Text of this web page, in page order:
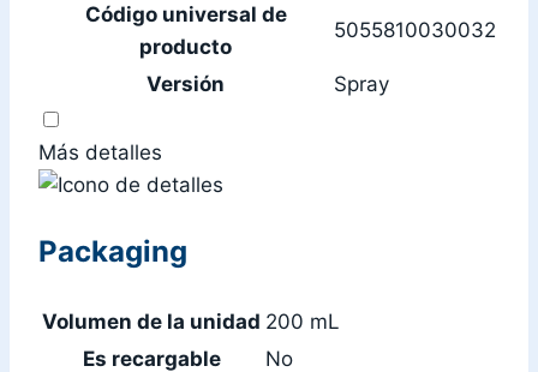
Código universal de
producto
5055810030032
Versión Spray
Más detalles
Packaging
Volumen de la unidad 200 mL
Es recargable
No